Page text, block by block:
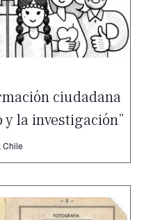
ciudadana
la investigación”
Chile